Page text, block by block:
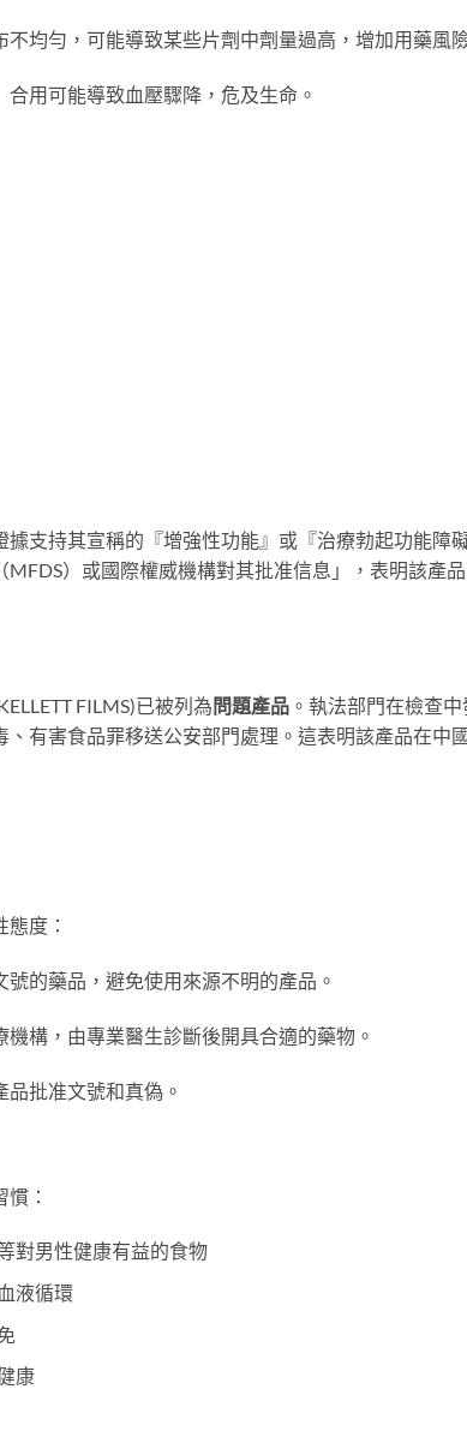
不均勻，可能導致某些片劑中劑量過高，增加用藥風
合用可能導致血壓驟降，危及生命。
支持其宣稱的『增強性功能』或『治療勃起功能障
）或國際權威機構對其批准信息」，表明該產
FILMS)已被列為問題產品 。執法部門在檢查中
有害食品罪移送公安部門處理。這表明該產品在中
度：
的藥品，避免使用來源不明的產品。
構，由專業醫生診斷後開具合適的藥物。
品批准文號和真偽。
：
對男性健康有益的食物
液循環
康